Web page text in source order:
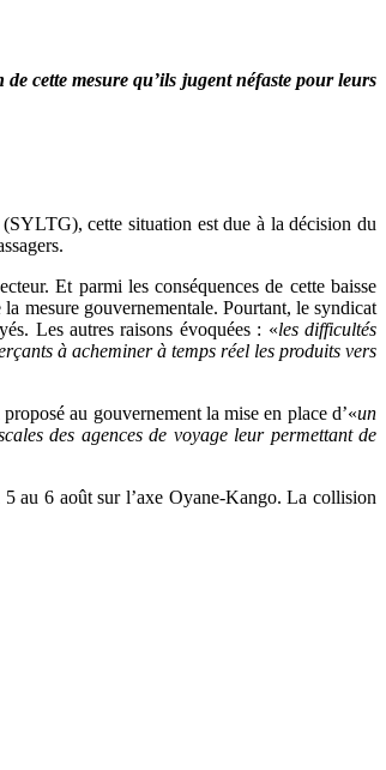
cette mesure qu’ils jugent néfaste pour leurs
cette situation est due à la décision du
Et parmi les conséquences de cette baisse
mesure gouvernementale. Pourtant, le syndicat
Les autres raisons évoquées : «les difficultés
à acheminer à temps réel les produits vers
au gouvernement la mise en place d’«un
des agences de voyage leur permettant de
au 6 août sur l’axe Oyane-Kango. La collision